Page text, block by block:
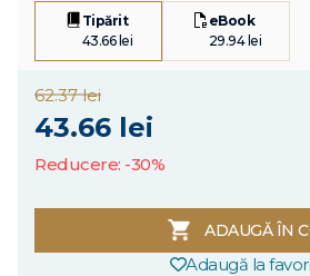
Tipărit
43.66 lei
eBook
29.94 lei
62.37 lei
43.66 lei
Reducere: -30%
ADAUGĂ ÎN
Adaugă la